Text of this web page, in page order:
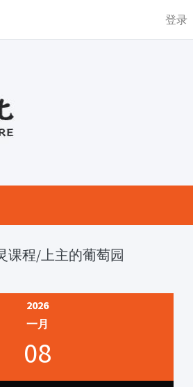
登录
课程/上主的葡萄园
2026
一月
08